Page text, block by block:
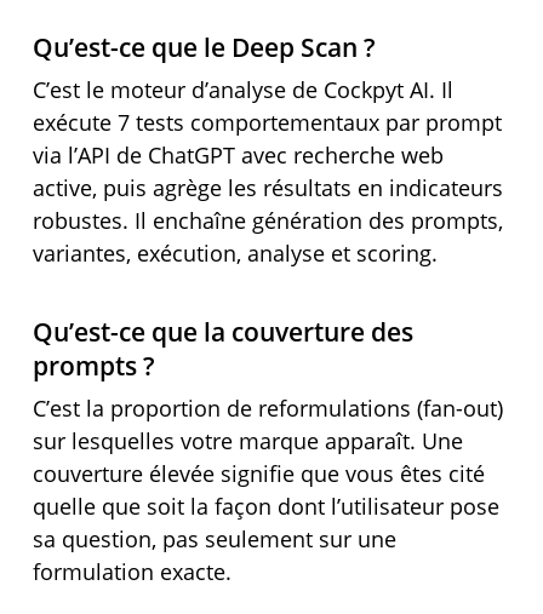
Qu’est-ce que le Deep Scan ?
C’est le moteur d’analyse de Cockpyt AI. Il
exécute 7 tests comportementaux par prompt
via l’API de ChatGPT avec recherche web
active, puis agrège les résultats en indicateurs
robustes. Il enchaîne génération des prompts,
variantes, exécution, analyse et scoring.
Qu’est-ce que la couverture des
prompts ?
C’est la proportion de reformulations (fan-out)
sur lesquelles votre marque apparaît. Une
couverture élevée signifie que vous êtes cité
quelle que soit la façon dont l’utilisateur pose
sa question, pas seulement sur une
formulation exacte.